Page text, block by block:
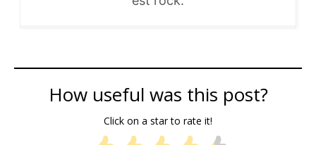
How useful was this post?
Click on a star to rate it!